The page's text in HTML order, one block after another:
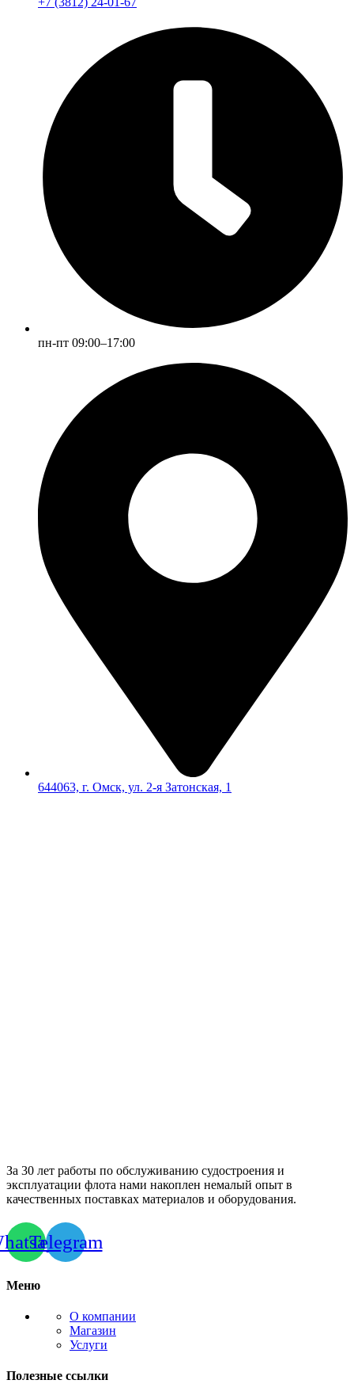
пн-пт 09:00–17:00
644063, г. Омск, ул. 2-я Затонская, 1
За 30 лет работы по обслуживанию судостроения и
эксплуатации флота нами накоплен немалый опыт в
качественных поставках материалов и оборудования.
Telegram
Меню
О компании
Магазин
Услуги
Полезные ссылки